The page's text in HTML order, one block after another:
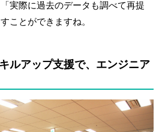
実際に過去のデータも調べて再提
ことができますね。
ルアップ支援で、エンジニア